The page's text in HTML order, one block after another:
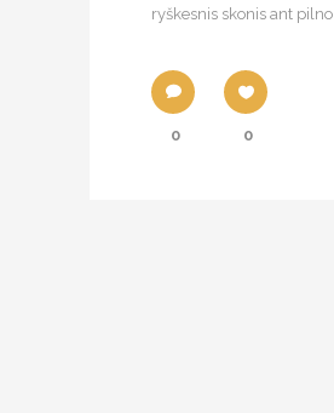
ryškesnis skonis ant pilno
0 0